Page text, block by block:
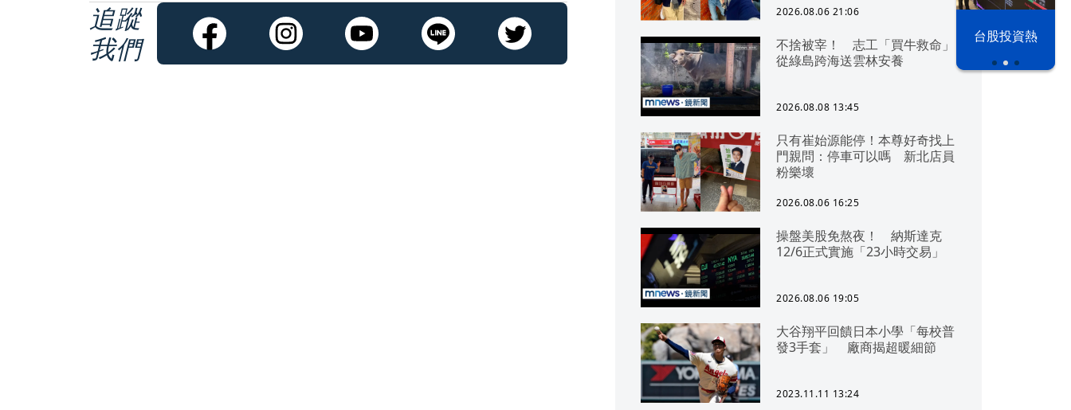
漢光42演習 台股投資熱
追蹤
我們
2026.08.06 21:06
不捨被宰！ 志工「買牛救命」
從綠島跨海送雲林安養
2026.08.08 13:45
只有崔始源能停！本尊好奇找上
門親問：停車可以嗎 新北店員
粉樂壞
2026.08.06 16:25
操盤美股免熬夜！ 納斯達克
12/6正式實施「23小時交易」
2026.08.06 19:05
大谷翔平回饋日本小學「每校普
發3手套」 廠商揭超暖細節
2023.11.11 13:24